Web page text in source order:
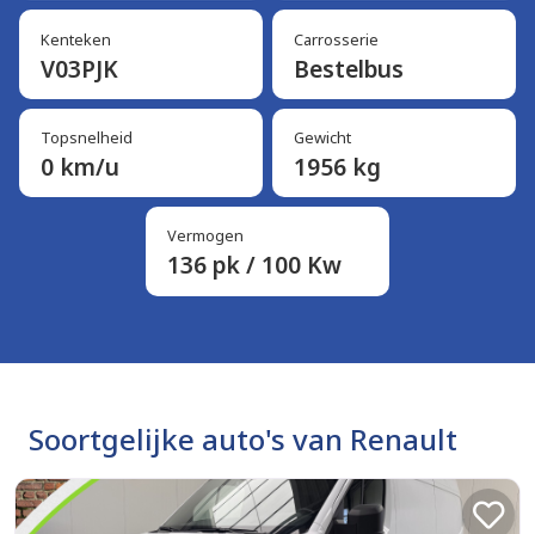
Kenteken
V03PJK
Carrosserie
Bestelbus
Topsnelheid
0 km/u
Gewicht
1956 kg
Vermogen
136 pk / 100 Kw
Soortgelijke auto's van Renault